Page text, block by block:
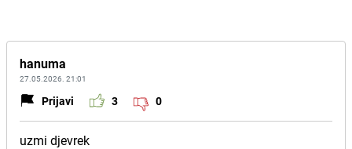
hanuma
27.05.2026. 21:01
Prijavi 3 0
uzmi djevrek